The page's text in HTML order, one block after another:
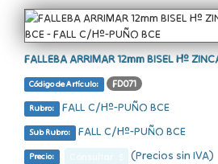
FALLEBA ARRIMAR 12mm BISEL Hº
Código de Artículo: FD071
Rubro: FALL C/Hº-PUÑO BCE
Sub Rubro: FALL C/Hº-PUÑO BCE
Precio: (Precios sin IVA)